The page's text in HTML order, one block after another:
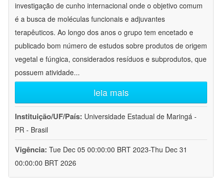
investigação de cunho internacional onde o objetivo comum
é a busca de moléculas funcionais e adjuvantes
terapêuticos. Ao longo dos anos o grupo tem encetado e
publicado bom número de estudos sobre produtos de origem
vegetal e fúngica, considerados resíduos e subprodutos, que
possuem atividade...
leia mais
Instituição/UF/País: Universidade Estadual de Maringá -
PR - Brasil
Vigência: Tue Dec 05 00:00:00 BRT 2023-Thu Dec 31
00:00:00 BRT 2026